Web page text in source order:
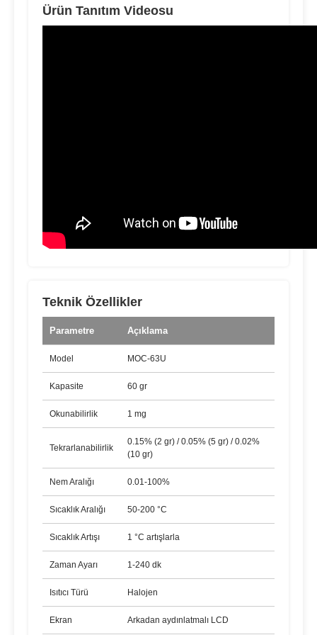
Ürün Tanıtım Videosu
Teknik Özellikler
Parametre Açıklama
Model MOC-63U
Kapasite 60 gr
Okunabilirlik 1 mg
Tekrarlanabilirlik
0.15% (2 gr) / 0.05% (5 gr) / 0.02%
(10 gr)
Nem Aralığı 0.01-100%
Sıcaklık Aralığı 50-200 °C
Sıcaklık Artışı 1 °C artışlarla
Zaman Ayarı 1-240 dk
Isıtıcı Türü Halojen
Ekran Arkadan aydınlatmalı LCD